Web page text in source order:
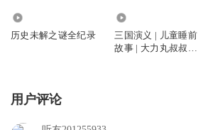
历史未解之谜全纪录
三国演义 | 儿童睡前
故事 | 大力丸叔叔演
用户评论